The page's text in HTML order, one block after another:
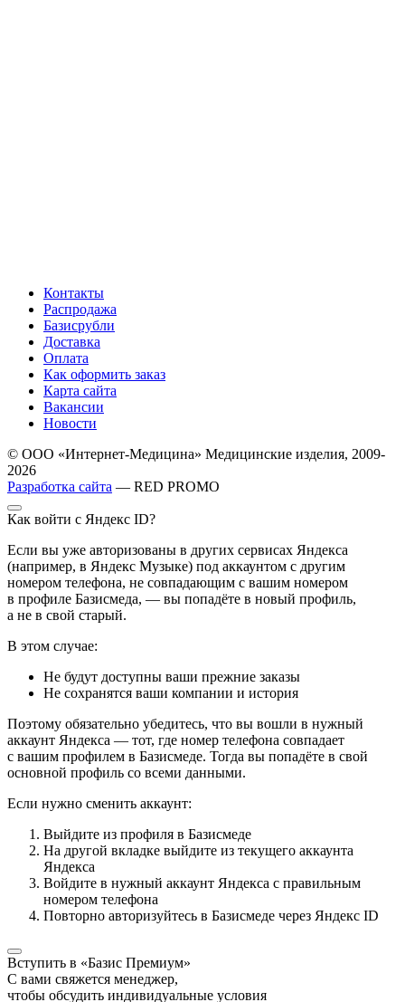
Контакты
Распродажа
Базисрубли
Доставка
Оплата
Как оформить заказ
Карта сайта
Вакансии
Новости
© ООО «Интернет-Медицина» Медицинские изделия, 2009-
2026
Разработка сайта — RED PROMO
Как войти с Яндекс ID?
Если вы уже авторизованы в других сервисах Яндекса
(например, в Яндекс Музыке) под аккаунтом с другим
номером телефона, не совпадающим с вашим номером
в профиле Базисмеда, — вы попадёте в новый профиль,
а не в свой старый.
В этом случае:
Не будут доступны ваши прежние заказы
Не сохранятся ваши компании и история
Поэтому обязательно убедитесь, что вы вошли в нужный
аккаунт Яндекса — тот, где номер телефона совпадает
с вашим профилем в Базисмеде. Тогда вы попадёте в свой
основной профиль со всеми данными.
Если нужно сменить аккаунт:
Выйдите из профиля в Базисмеде
На другой вкладке выйдите из текущего аккаунта
Яндекса
Войдите в нужный аккаунт Яндекса с правильным
номером телефона
Повторно авторизуйтесь в Базисмеде через Яндекс ID
Вступить в «Базис Премиум»
С вами свяжется менеджер,
чтобы обсудить индивидуальные условия